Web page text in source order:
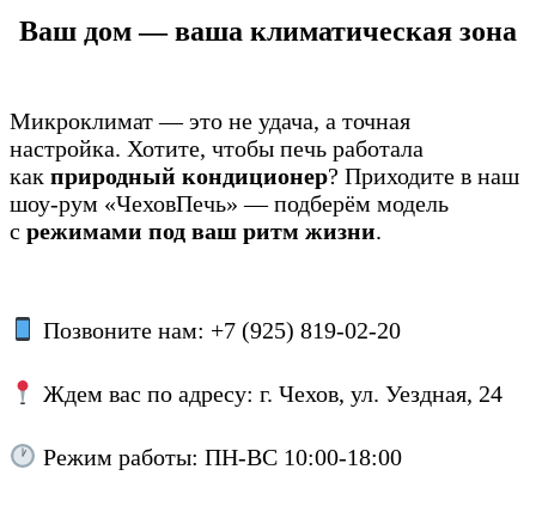
Ваш дом — ваша климатическая зона
Микроклимат — это не удача, а точная
настройка. Хотите, чтобы печь работала
как природный кондиционер? Приходите в наш
шоу-рум «ЧеховПечь» — подберём модель
с режимами под ваш ритм жизни.
Позвоните нам: +7 (925) 819-02-20
Ждем вас по адресу: г. Чехов, ул. Уездная, 24
Режим работы: ПН-ВС 10:00-18:00